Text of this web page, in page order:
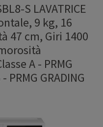
S LAVATRICE
9 kg, 16
47 cm, Giri 1400
A - PRMG
- PRMG GRADING